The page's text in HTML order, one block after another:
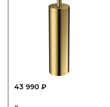
43 990 ₽